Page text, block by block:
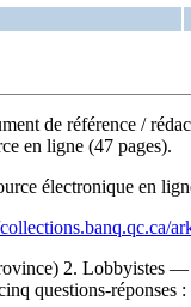
de référence /
en ligne (47 pages).
électronique en
2. Lobbyistes —
questions-réponses :